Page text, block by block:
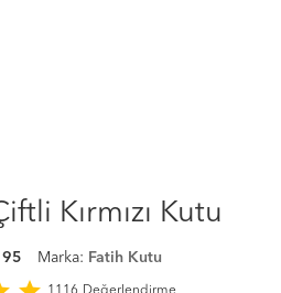
Kırmızı Kutu
Marka: Fatih Kutu